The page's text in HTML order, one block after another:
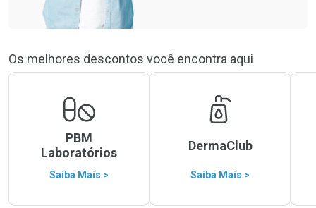
Os melhores descontos você encontra aqui
PBM
Laboratórios
Saiba Mais >
DermaClub
Saiba Mais >